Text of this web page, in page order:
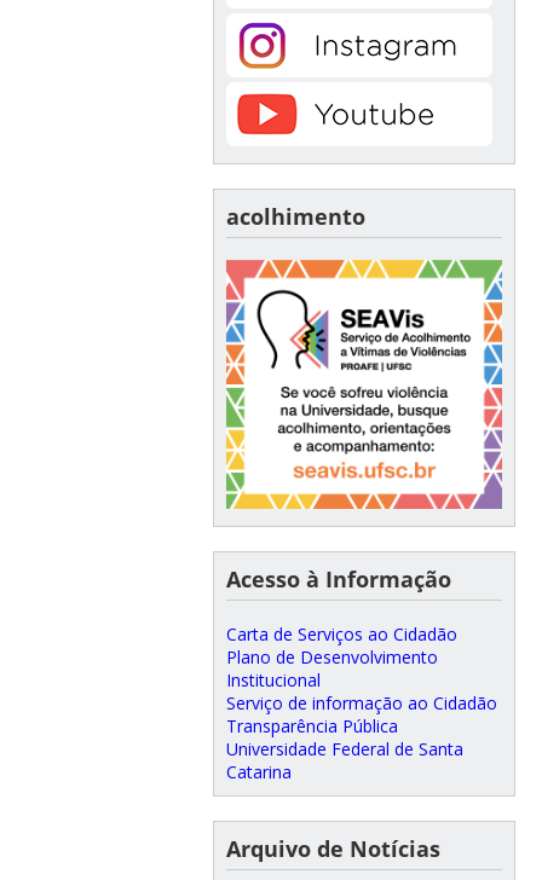
acolhimento
Acesso à Informação
Carta de Serviços ao Cidadão
Plano de Desenvolvimento
Institucional
Serviço de informação ao Cidadão
Transparência Pública
Universidade Federal de Santa
Catarina
Arquivo de Notícias